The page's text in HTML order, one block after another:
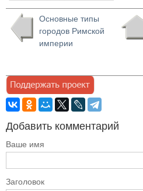
Основные типы
городов Римской
империи
Добавить комментарий
Ваше имя
Заголовок